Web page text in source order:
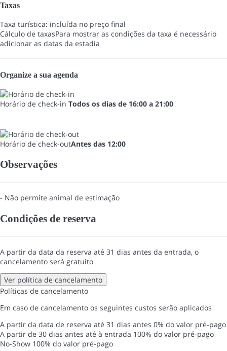
Taxas
Taxa turística: incluída no preço final
Cálculo de taxasPara mostrar as condições da taxa é necessário
adicionar as datas da estadia
Organize a sua agenda
Horário de check-in Todos os dias de 16:00 a 21:00
Horário de check-outAntes das 12:00
Observações
- Não permite animal de estimação
Condições de reserva
A partir da data da reserva até 31 dias antes da entrada, o
cancelamento será gratuito
Ver política de cancelamento
Políticas de cancelamento
Em caso de cancelamento os seguintes custos serão aplicados
A partir da data de reserva até 31 dias antes 0% do valor pré-pago
A partir de 30 dias antes até à entrada 100% do valor pré-pago
No-Show 100% do valor pré-pago